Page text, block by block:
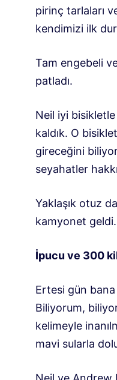
pirinç tarlaları
kendimizi ilk
Tam engebeli
patladı.
Neil iyi
kaldık. O
gireceğini
seyahatler
Yaklaşık otuz
kamyonet geldi.
İpucu ve 300
Ertesi gün bana
Biliyorum,
kelimeyle
mavi sularla